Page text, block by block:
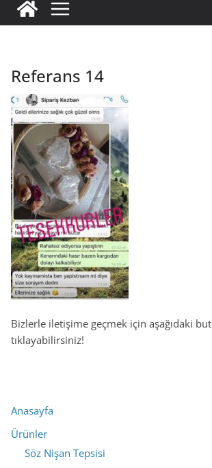
Referans 14
Bizlerle iletişime geçmek için aşağıdaki
tıklayabilirsiniz!
Anasayfa
Ürünler
Söz Nişan Tepsisi